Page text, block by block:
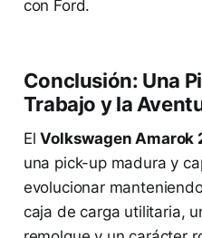
con Ford.
Conclusión: Una
Trabajo y la
ElVolkswagen Amarok
una pick-up madura y
evolucionar
caja de carga utilitaria,